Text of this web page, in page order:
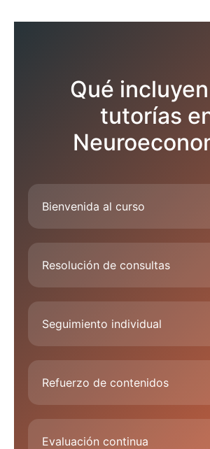
Qué
tutorías
Bienvenida al curso
Resolución de consultas
Seguimiento individual
Refuerzo de contenidos
Evaluación continua